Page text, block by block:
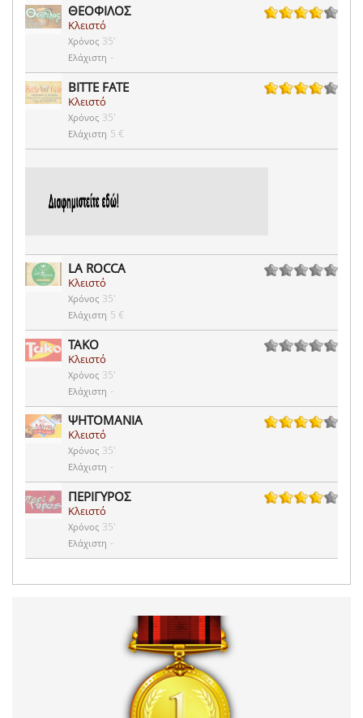
ΘΕΟΦΙΛΟΣ
Κλειστό
Χρόνος 35'
Ελάχιστη -
BITTE FATE
Κλειστό
Χρόνος 35'
Ελάχιστη 5 €
LA ROCCA
Κλειστό
Χρόνος 35'
Ελάχιστη 5 €
TAKO
Κλειστό
Χρόνος 35'
Ελάχιστη -
ΨΗΤΟΜΑΝΙΑ
Κλειστό
Χρόνος 35'
Ελάχιστη -
ΠΕΡΙΓΥΡΟΣ
Κλειστό
Χρόνος 35'
Ελάχιστη -